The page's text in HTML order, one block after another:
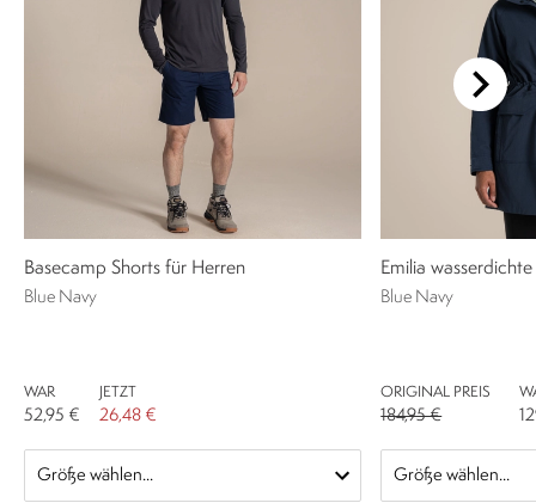
Basecamp Shorts für Herren
Blue Navy
WAR
52,95 €
JETZT
26,48 €
Emilia
Blue Navy
ORIGINAL PREIS
184,95 €